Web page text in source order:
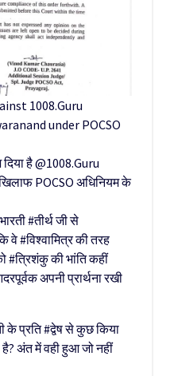
1008.Guru
under POCSO
है @1008.Guru
POCSO अधिनियम के
#तीर्थ जी से
वे #विश्वामित्र की तरह
#त्रिशंकु की भांति कहीं
अपनी प्रार्थना रखी
के प्रति #द्वेष से कुछ किया
अंत में वही हुआ जो नहीं